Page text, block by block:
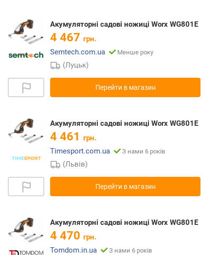
Акумуляторні садові ножиці Worx WG801E
4 467 грн.
Semtech.com.ua
Менше року
(Луцьк)
Перейти в магазин
Акумуляторні садові ножиці Worx WG801E
4 461 грн.
Timesport.com.ua
З нами 6 років
(Львів)
Перейти в магазин
Акумуляторні садові ножиці Worx WG801E
4 470 грн.
Tomdom.in.ua
З нами 6 років